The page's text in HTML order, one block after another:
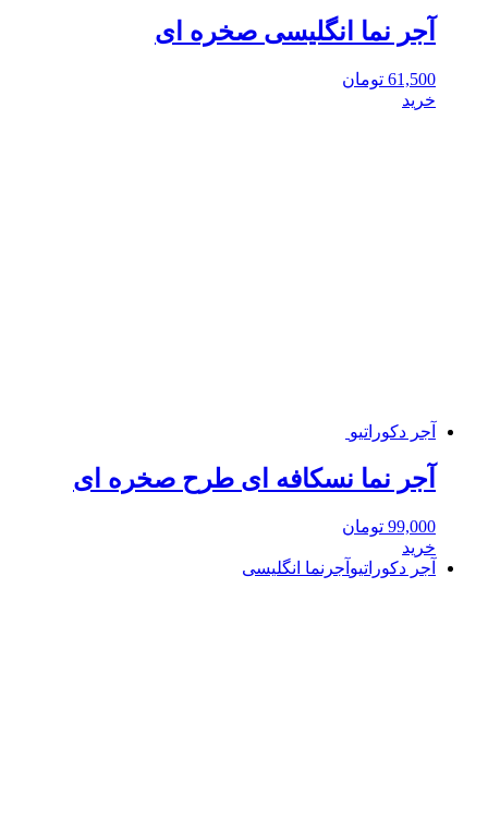
آجر نما انگلیسی صخره ای
61,500 تومان
خرید
آجر دکوراتیو
آجر نما نسکافه ای طرح صخره ای
99,000 تومان
خرید
آجر دکوراتیو آجرنما انگلیسی